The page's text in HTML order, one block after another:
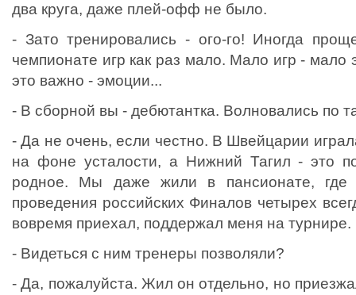
два круга, даже плей-офф не было.
- Зато тренировались - ого-го! Иногда
чемпионате игр как раз мало. Мало игр -
это важно - эмоции...
- В сборной вы - дебютантка. Волновались по
- Да не очень, если честно. В Швейцарии
на фоне усталости, а Нижний Тагил - это
родное. Мы даже жили в пансионате, где
проведения российских Финалов четырех
вовремя приехал, поддержал меня на турнире.
- Видеться с ним тренеры позволяли?
- Да, пожалуйста. Жил он отдельно, но